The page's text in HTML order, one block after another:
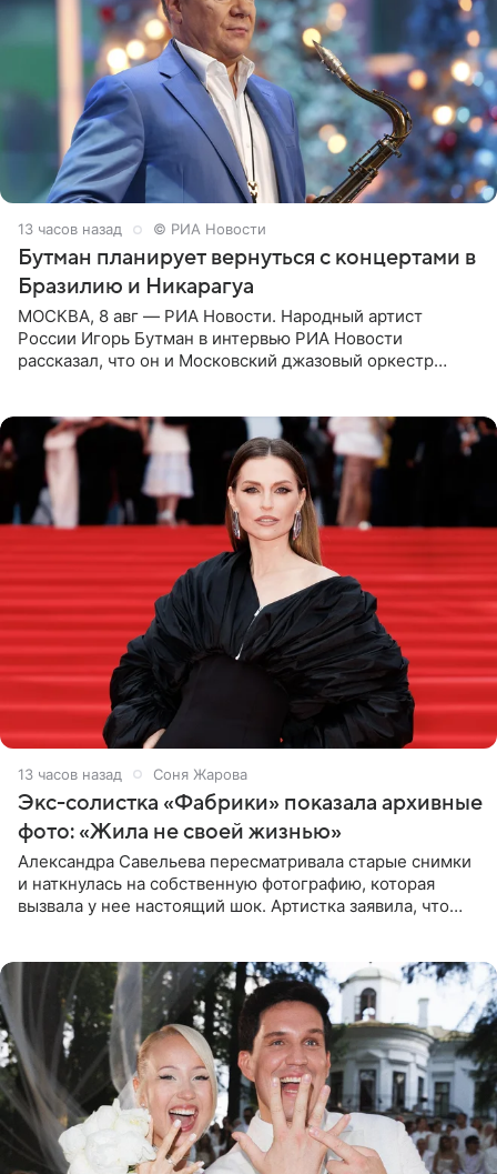
13 часов назад © РИА Новости
Бутман планирует вернуться с концертами в
Бразилию и Никарагуа
МОСКВА, 8 авг — РИА Новости. Народный артист
России Игорь Бутман в интервью РИА Новости
рассказал, что он и Московский джазовый оркестр
13 часов назад Соня Жарова
Экс-солистка «Фабрики» показала архивные
фото: «Жила не своей жизнью»
Александра Савельева пересматривала старые снимки
и наткнулась на собственную фотографию, которая
вызвала у нее настоящий шок. Артистка заявила, что